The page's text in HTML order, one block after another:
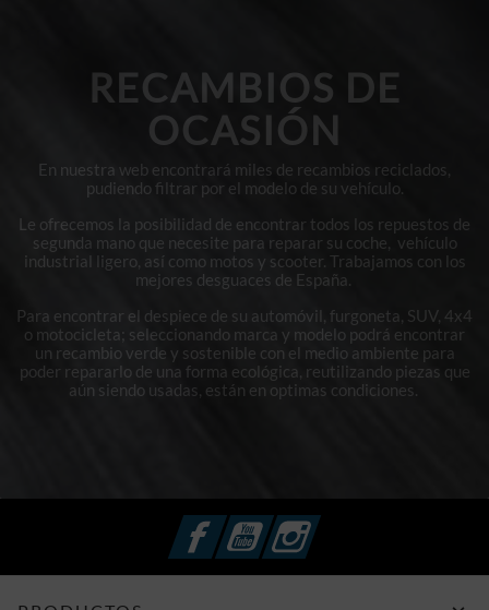
RECAMBIOS DE
OCASIÓN
En nuestra web encontrará miles de recambios reciclados,
pudiendo filtrar por el modelo de su vehículo.
Le ofrecemos la posibilidad de encontrar todos los repuestos de
segunda mano que necesite para reparar su coche, vehículo
industrial ligero, así como motos y scooter. Trabajamos con los
mejores desguaces de España.
Para encontrar el despiece de su automóvil, furgoneta, SUV, 4x4
o motocicleta; seleccionando marca y modelo podrá encontrar
un recambio verde y sostenible con el medio ambiente para
poder repararlo de una forma ecológica, reutilizando piezas que
aún siendo usadas, están en optimas condiciones.
FacebookYouTubeInstagram